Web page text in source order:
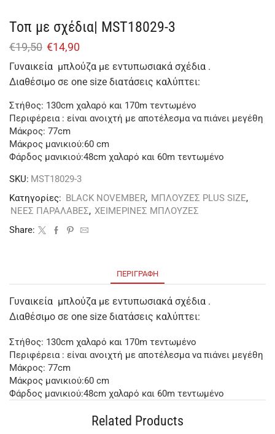
Τοπ με σχέδια| MST18029-3
€19,50 €14,90
Γυναικεία μπλούζα με εντυπωσιακά σχέδια .
Διαθέσιμο σε one size διατάσεις καλύπτει:
Στήθος: 130cm χαλαρό και 170m τεντωμένο
Περιφέρεια : είναι ανοιχτή με αποτέλεσμα να πιάνει μεγέθη
Μάκρος: 77cm
Μάκρος μανικιού:60 cm
Φάρδος μανικιού:48cm χαλαρό και 60m τεντωμένο
SKU: MST18029-3
Κατηγορίες: BLACK NOVEMBER, ΜΠΛΟΥΖΕΣ PLUS SIZE,
ΝΕΕΣ ΠΑΡΑΛΑΒΕΣ, ΧΕΙΜΕΡΙΝΕΣ ΜΠΛΟΥΖΕΣ
Share:
ΠΕΡΙΓΡΑΦΉ
Γυναικεία μπλούζα με εντυπωσιακά σχέδια .
Διαθέσιμο σε one size διατάσεις καλύπτει:
Στήθος: 130cm χαλαρό και 170m τεντωμένο
Περιφέρεια : είναι ανοιχτή με αποτέλεσμα να πιάνει μεγέθη
Μάκρος: 77cm
Μάκρος μανικιού:60 cm
Φάρδος μανικιού:48cm χαλαρό και 60m τεντωμένο
Related Products